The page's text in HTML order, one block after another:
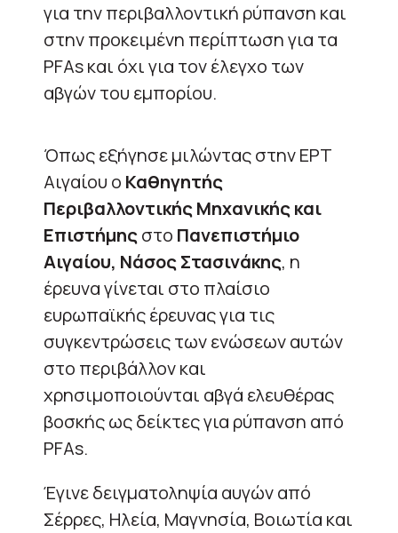
για την περιβαλλοντική ρύπανση και
στην προκειμένη περίπτωση για τα
PFAs και όχι για τον έλεγχο των
αβγών του εμπορίου.
Όπως εξήγησε μιλώντας στην ΕΡΤ
Αιγαίου ο Καθηγητής
Περιβαλλοντικής Μηχανικής και
Επιστήμηςστο Πανεπιστήμιο
Αιγαίου, Νάσος Στασινάκης, η
έρευνα γίνεται στο πλαίσιο
ευρωπαϊκής έρευνας για τις
συγκεντρώσεις των ενώσεων αυτών
στο περιβάλλον και
χρησιμοποιούνται αβγά ελευθέρας
βοσκής ως δείκτες για ρύπανση από
PFAs.
Έγινε δειγματοληψία αυγών από
Σέρρες, Ηλεία, Μαγνησία, Βοιωτία και